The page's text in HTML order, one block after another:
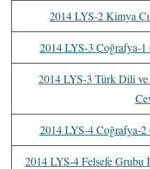
2014 LYS-2 Kimya
2014 LYS-3 Coğrafya-1
2014 LYS-3 Türk Dili ve
2014 LYS-4 Coğrafya-2
2014 LYS-4 Felsefe